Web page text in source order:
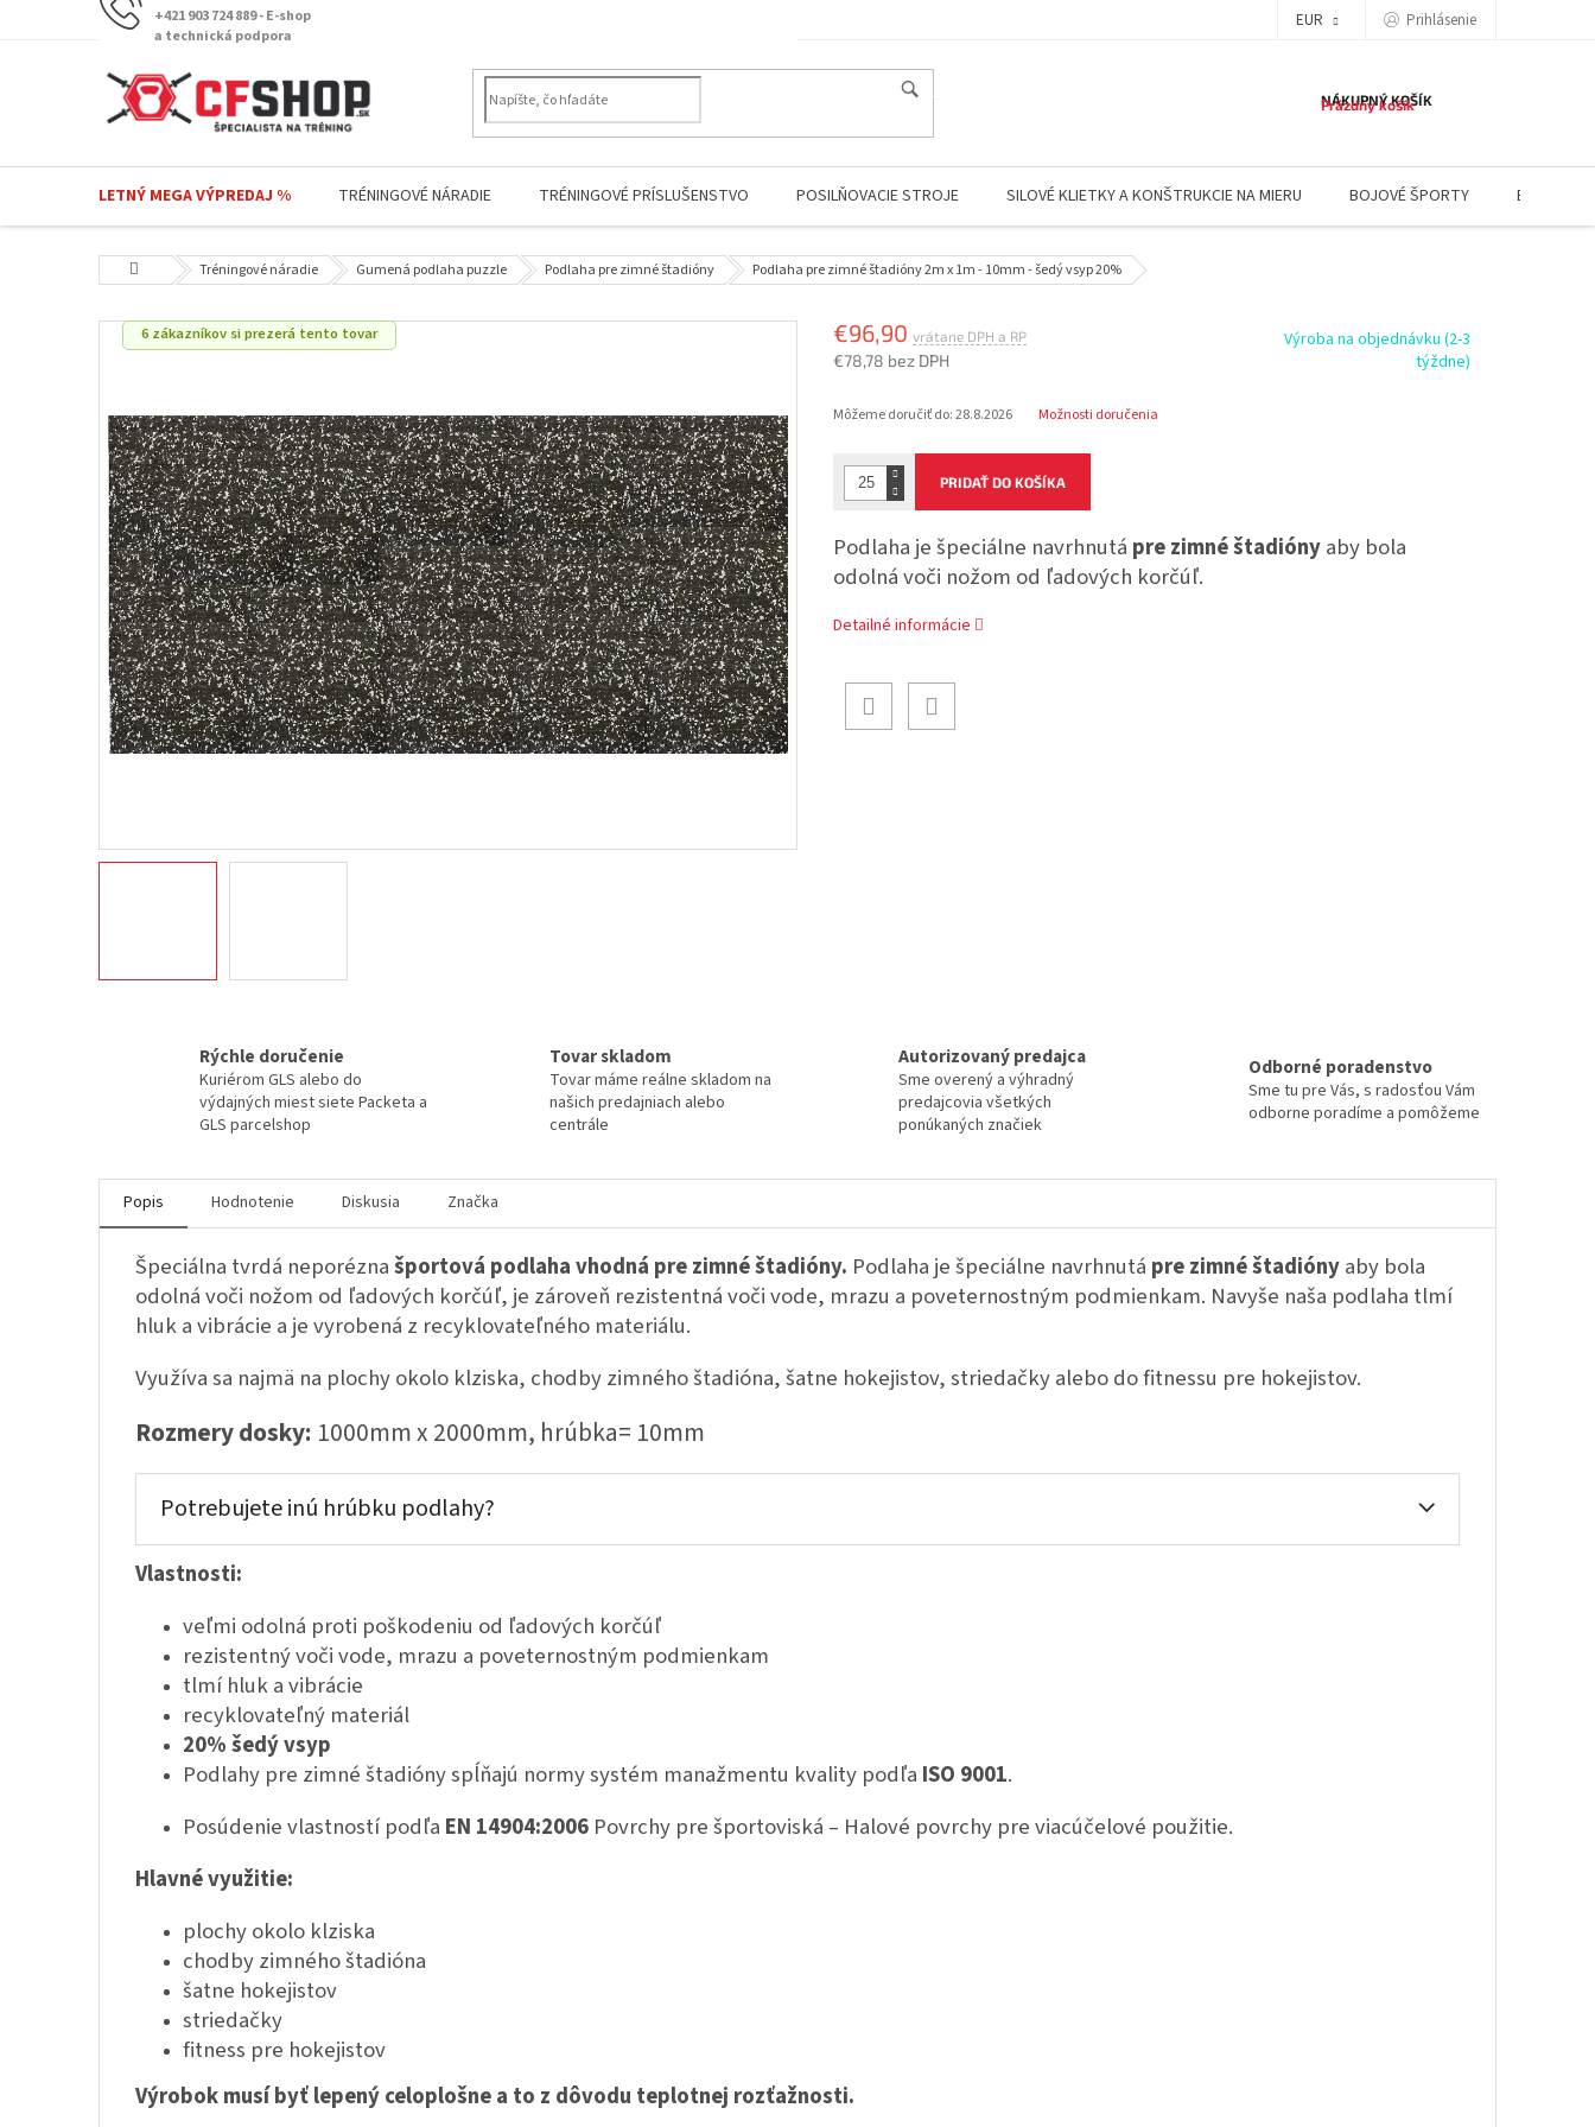
+421 903 724 889 - E-shop
a technická podpora
EUR Prihlásenie
NÁKUPNÝ KOŠÍK
Prázdny košík
LETNÝ MEGA VÝPREDAJ % TRÉNINGOVÉ NÁRADIE TRÉNINGOVÉ PRÍSLUŠENSTVO POSILŇOVACIE STROJE SILOVÉ KLIETKY A KONŠTRUKCIE NA MIERU BOJOVÉ ŠPORTY BLOG
DomovTréningové náradie Gumená podlaha puzzle Podlaha pre zimné štadióny Podlaha pre zimné štadióny 2m x 1m - 10mm - šedý vsyp 20%
€96,90
€78,78 bez DPH
cena:
Výroba na objednávku (2-3
týždne)
Môžeme doručiť do:28.8.2026 Možnosti doručenia
PRIDAŤ DO KOŠÍKA
Podlaha je špeciálne navrhnutá pre zimné štadiónyaby bola
odolná voči nožom od ľadových korčúľ.
Detailné informácie
Rýchle doručenie
Kuriérom GLS alebo do
výdajných miest siete Packeta a
GLS parcelshop
Tovar skladom
Tovar máme reálne skladom na
našich predajniach alebo
centrále
Autorizovaný predajca
Sme overený a výhradný
predajcovia všetkých
ponúkaných značiek
Odborné poradenstvo
Sme tu pre Vás, s radosťou Vám
odborne poradíme a pomôžeme
Popis Hodnotenie Diskusia Značka
Špeciálna tvrdá neporéznašportová podlaha vhodná pre zimné štadióny. Podlaha je špeciálne navrhnutá pre zimné štadiónyaby bola
odolná voči nožom od ľadových korčúľ, je zároveň rezistentná voči vode, mrazu a poveternostným podmienkam. Navyše naša podlaha tlmí
hluk a vibrácie a je vyrobená z recyklovateľného materiálu.
Využíva sa najmä na plochy okolo klziska, chodby zimného štadióna, šatne hokejistov, striedačky alebo do fitnessu pre hokejistov.
Rozmery dosky: 1000mm x 2000mm, hrúbka= 10mm
Potrebujete inú hrúbku podlahy?
Vlastnosti:
veľmi odolná proti poškodeniu od ľadových korčúľ
rezistentný voči vode, mrazu a poveternostným podmienkam
tlmí hluk a vibrácie
recyklovateľný materiál
20% šedý vsyp
Podlahy pre zimné štadióny spĺňajú normy systém manažmentu kvality podľa ISO 9001.
Posúdenie vlastností podľa EN 14904:2006 Povrchy pre športoviská – Halové povrchy pre viacúčelové použitie.
Hlavné využitie:
plochy okolo klziska
chodby zimného štadióna
šatne hokejistov
striedačky
fitness pre hokejistov
Výrobok musí byť lepený celoplošne a to z dôvodu teplotnej rozťažnosti.